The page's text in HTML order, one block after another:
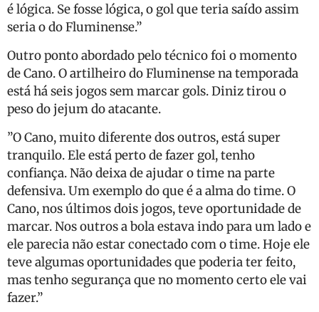
é lógica. Se fosse lógica, o gol que teria saído assim
seria o do Fluminense.”
Outro ponto abordado pelo técnico foi o momento
de Cano. O artilheiro do Fluminense na temporada
está há seis jogos sem marcar gols. Diniz tirou o
peso do jejum do atacante.
”O Cano, muito diferente dos outros, está super
tranquilo. Ele está perto de fazer gol, tenho
confiança. Não deixa de ajudar o time na parte
defensiva. Um exemplo do que é a alma do time. O
Cano, nos últimos dois jogos, teve oportunidade de
marcar. Nos outros a bola estava indo para um lado e
ele parecia não estar conectado com o time. Hoje ele
teve algumas oportunidades que poderia ter feito,
mas tenho segurança que no momento certo ele vai
fazer.”